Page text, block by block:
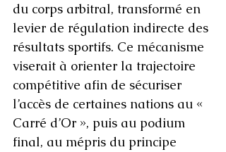
du corps arbitral, transformé en
levier de régulation indirecte des
résultats sportifs. Ce mécanisme
viserait à orienter la trajectoire
compétitive afin de sécuriser
l’accès de certaines nations au «
Carré d’Or », puis au podium
final, au mépris du principe